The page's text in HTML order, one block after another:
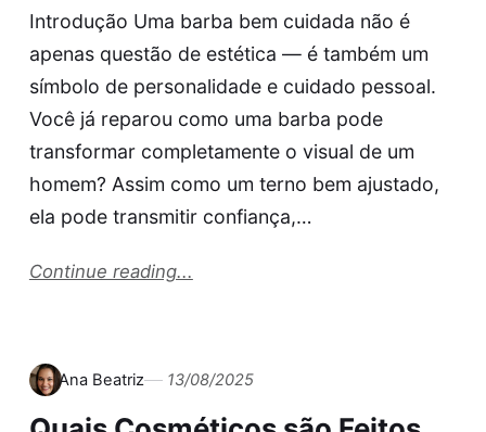
Introdução Uma barba bem cuidada não é
apenas questão de estética — é também um
símbolo de personalidade e cuidado pessoal.
Você já reparou como uma barba pode
transformar completamente o visual de um
homem? Assim como um terno bem ajustado,
ela pode transmitir confiança,…
Continue reading...
Ana Beatriz 13/08/2025